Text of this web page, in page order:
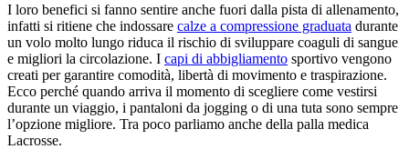
I loro benefici si fanno sentire anche fuori dalla pista di allenamento,
infatti si ritiene che indossare calze a compressione graduata durante
un volo molto lungo riduca il rischio di sviluppare coaguli di sangue
e migliori la circolazione. I capi di abbigliamento sportivo vengono
creati per garantire comodità, libertà di movimento e traspirazione.
Ecco perché quando arriva il momento di scegliere come vestirsi
durante un viaggio, i pantaloni da jogging o di una tuta sono sempre
l’opzione migliore. Tra poco parliamo anche della palla medica
Lacrosse.